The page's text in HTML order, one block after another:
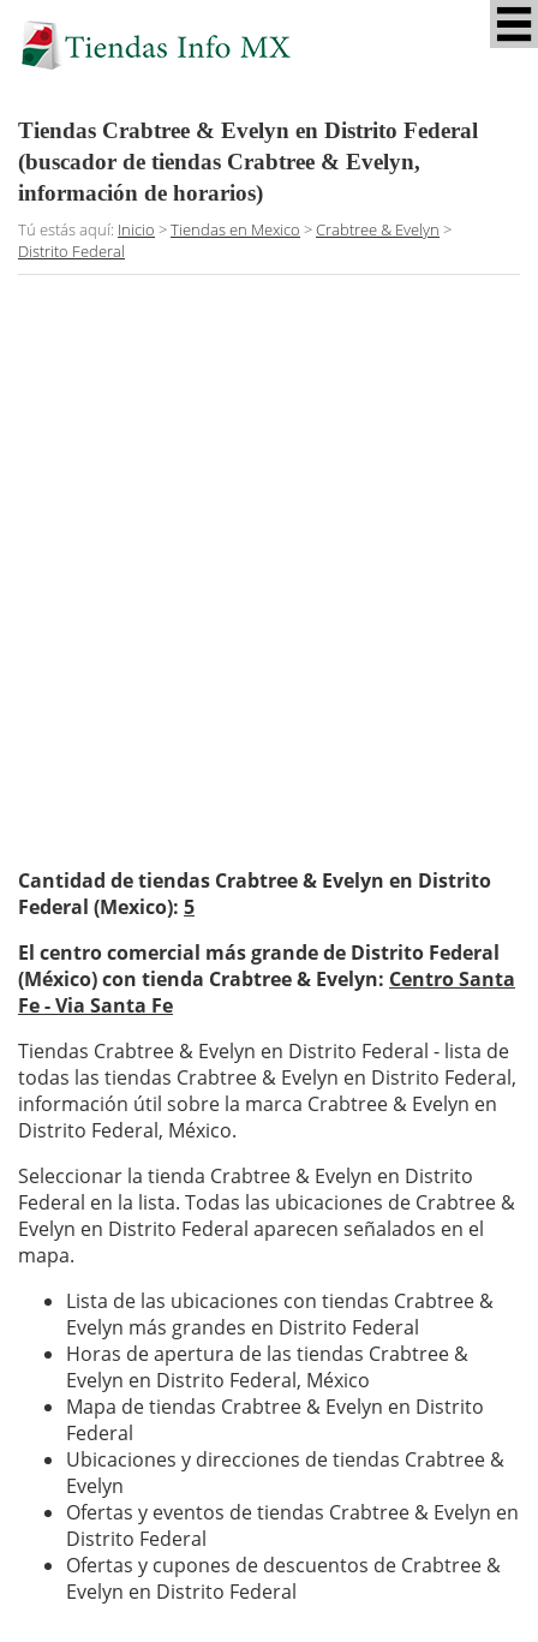
Tiendas Crabtree & Evelyn en Distrito Federal
(buscador de tiendas Crabtree & Evelyn,
información de horarios)
Tú estás aquí: Inicio >Tiendas en Mexico >Crabtree & Evelyn >
Distrito Federal
Cantidad de tiendas Crabtree & Evelyn en Distrito
Federal (Mexico): 5
El centro comercial más grande de Distrito Federal
(México) con tienda Crabtree & Evelyn: Centro Santa
Fe - Via Santa Fe
Tiendas Crabtree & Evelyn en Distrito Federal - lista de
todas las tiendas Crabtree & Evelyn en Distrito Federal,
información útil sobre la marca Crabtree & Evelyn en
Distrito Federal, México.
Seleccionar la tienda Crabtree & Evelyn en Distrito
Federal en la lista. Todas las ubicaciones de Crabtree &
Evelyn en Distrito Federal aparecen señalados en el
mapa.
Lista de las ubicaciones con tiendas Crabtree &
Evelyn más grandes en Distrito Federal
Horas de apertura de las tiendas Crabtree &
Evelyn en Distrito Federal, México
Mapa de tiendas Crabtree & Evelyn en Distrito
Federal
Ubicaciones y direcciones de tiendas Crabtree &
Evelyn
Ofertas y eventos de tiendas Crabtree & Evelyn en
Distrito Federal
Ofertas y cupones de descuentos de Crabtree &
Evelyn en Distrito Federal